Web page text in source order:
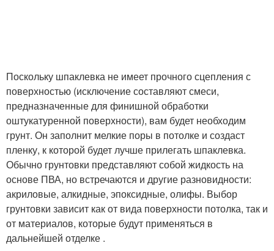
Поскольку шпаклевка не имеет прочного сцепления с
поверхностью (исключение составляют смеси,
предназначенные для финишной обработки
оштукатуренной поверхности), вам будет необходим
грунт. Он заполнит мелкие поры в потолке и создаст
пленку, к которой будет лучше прилегать шпаклевка.
Обычно грунтовки представляют собой жидкость на
основе ПВА, но встречаются и другие разновидности:
акриловые, алкидные, эпоксидные, олифы. Выбор
грунтовки зависит как от вида поверхности потолка, так и
от материалов, которые будут применяться в
дальнейшей отделке .